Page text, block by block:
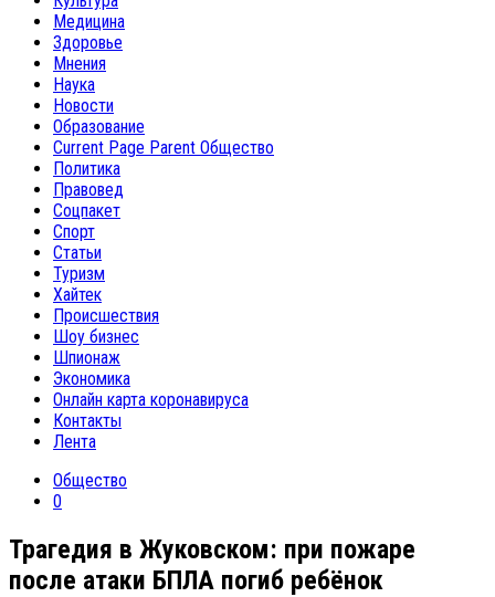
Медицина
Здоровье
Мнения
Наука
Новости
Образование
Current Page Parent Общество
Политика
Правовед
Соцпакет
Спорт
Статьи
Туризм
Хайтек
Происшествия
Шоу бизнес
Шпионаж
Экономика
Онлайн карта коронавируса
Контакты
Лента
Общество
0
Трагедия в Жуковском: при пожаре
после атаки БПЛА погиб ребёнок